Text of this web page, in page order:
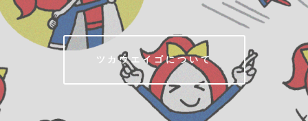
ツカウエイゴについて